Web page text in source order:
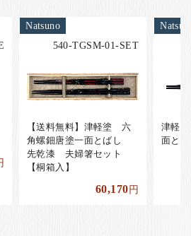
Natsuno
540-TGSM-01-SET
【送料無料】津軽塗 六
角螺鈿唐塗一面とばし
先乾漆 夫婦箸セット
【桐箱入】
60,170円
津軽
面と